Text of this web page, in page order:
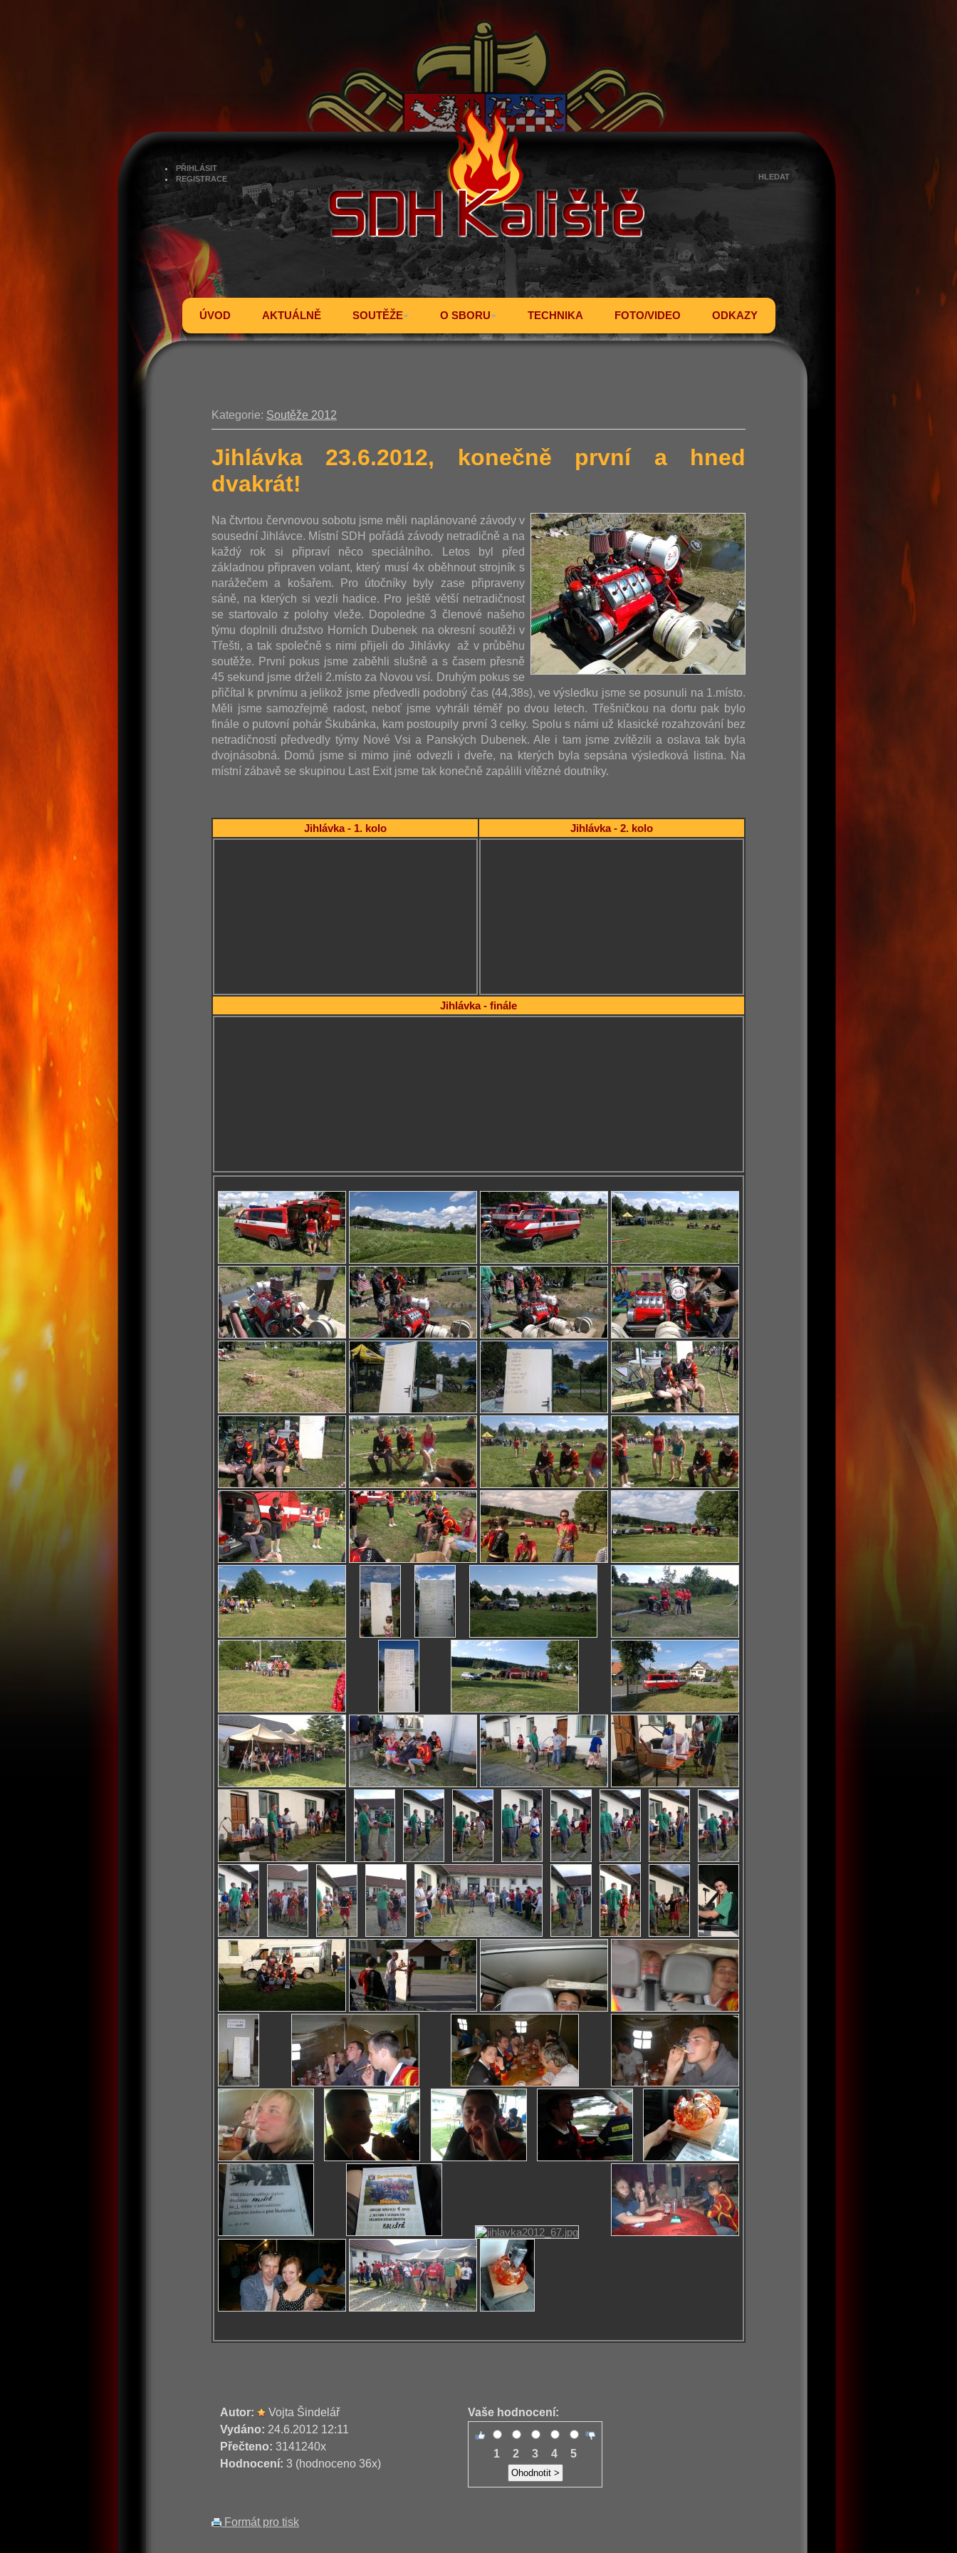
PŘIHLÁSIT
REGISTRACE
ÚVOD AKTUÁLNĚ SOUTĚŽE O SBORU TECHNIKA FOTO/VIDEO ODKAZY
Kategorie: Soutěže 2012
Jihlávka 23.6.2012, konečně první a hned
dvakrát!
Na čtvrtou červnovou sobotu jsme měli naplánované závody v
sousední Jihlávce. Místní SDH pořádá závody netradičně a na
každý rok si připraví něco speciálního. Letos byl před
základnou připraven volant, který musí 4x oběhnout strojník s
narážečem a košařem. Pro útočníky byly zase připraveny
sáně, na kterých si vezli hadice. Pro ještě větší netradičnost
se startovalo z polohy vleže. Dopoledne 3 členové našeho
týmu doplnili družstvo Horních Dubenek na okresní soutěži v
Třešti, a tak společně s nimi přijeli do Jihlávky až v průběhu
soutěže. První pokus jsme zaběhli slušně a s časem přesně
45 sekund jsme drželi 2.místo za Novou vsí. Druhým pokus se
přičítal k prvnímu a jelikož jsme předvedli podobný čas (44,38s), ve výsledku jsme se posunuli na 1.místo.
Měli jsme samozřejmě radost, neboť jsme vyhráli téměř po dvou letech. Třešničkou na dortu pak bylo
finále o putovní pohár Škubánka, kam postoupily první 3 celky. Spolu s námi už klasické rozahzování bez
netradičností předvedly týmy Nové Vsi a Panských Dubenek. Ale i tam jsme zvítězili a oslava tak byla
dvojnásobná. Domů jsme si mimo jiné odvezli i dveře, na kterých byla sepsána výsledková listina. Na
místní zábavě se skupinou Last Exit jsme tak konečně zapálili vítězné doutníky.
Jihlávka - 1. kolo Jihlávka - 2. kolo
Jihlávka - finále
Autor:
Vojta Šindelář
Vydáno: 24.6.2012 12:11
Přečteno: 3141240x
Hodnocení: 3 (hodnoceno 36x)
Vaše hodnocení:
1 2 3 4 5
Formát pro tisk